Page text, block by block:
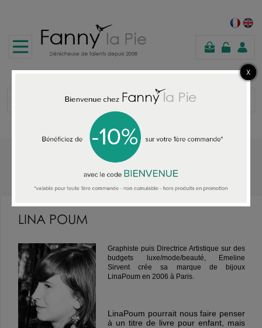
panier
Accueil LINA POUM
LINA POUM
Graphiste puis Directrice Artistique sur des
budgets luxe/mode/beauté, Emeline
Sirvent crée sa marque de bijoux
LinaPoum en 2006 à Paris.
LinaPoum pourrait nous faire penser
à un titre de livre pour enfant, mais